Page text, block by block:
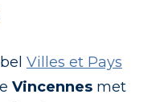
Villes et Pays
Vincennesmet